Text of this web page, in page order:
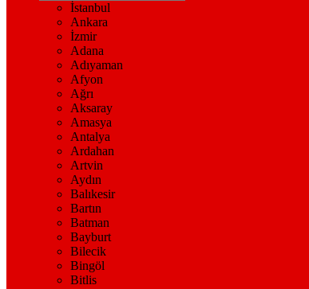
İstanbul
Ankara
İzmir
Adana
Adıyaman
Afyon
Ağrı
Aksaray
Amasya
Antalya
Ardahan
Artvin
Aydın
Balıkesir
Bartın
Batman
Bayburt
Bilecik
Bingöl
Bitlis